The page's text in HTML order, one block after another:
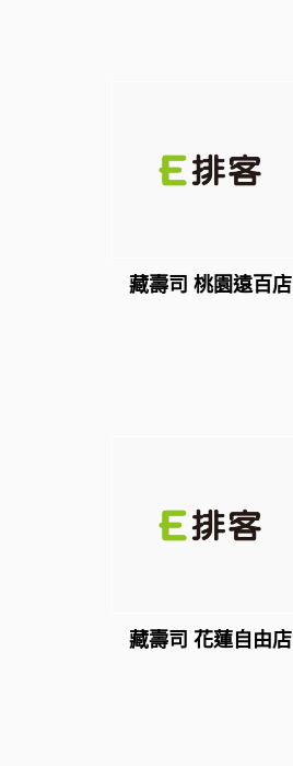
藏壽司 桃園遠百店
藏壽司 花蓮自由店